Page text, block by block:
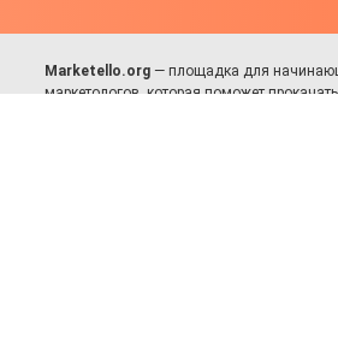
Marketello.org — площадка для
маркетологов, которая поможет